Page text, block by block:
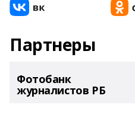
Партнеры
Фотобанк
журналистов РБ